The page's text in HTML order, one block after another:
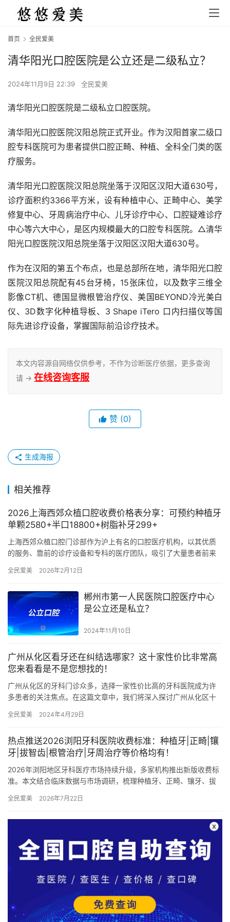
首页 全民爱美
清华阳光口腔医院是公立还是二级私立？
2024年11月9日 22:39 全民爱美
清华阳光口腔医院是二级私立口腔医院。
清华阳光口腔医院汉阳总院正式开业。作为汉阳首家二级口
腔专科医院可为患者提供口腔正畸、种植、全科全门类的医
疗服务。
清华阳光口腔医院汉阳总院坐落于汉阳区汉阳大道630号，
诊疗面积约3366平方米，设有种植中心、正畸中心、美学
修复中心、牙周病治疗中心、儿牙诊疗中心、口腔疑难诊疗
中心等六大中心，是区内规模最大的口腔专科医院。△清华
阳光口腔医院汉阳总院坐落于汉阳区汉阳大道630号。
作为在汉阳的第五个布点，也是总部所在地，清华阳光口腔
医院汉阳总院配有45台牙椅，15张床位，以及数字三维全
影像CT机、德国显微根管治疗仪、美国BEYOND冷光美白
仪、3D数字化种植导板、3 Shape iTero 口内扫描仪等国
际先进诊疗设备，掌握国际前沿诊疗技术。
本文内容源自网络仅供参考，不作为诊断医疗依据，更多查询
请 → 在线咨询客服
赞 (0)
生成海报
相关推荐
2026上海西郊众植口腔收费价格表分享：可预约种植牙
单颗2580+半口18800+树脂补牙299+
上海西郊众植口腔门诊部作为沪上有名的口腔医疗机构，以其优质
的服务、靠前的诊疗设备和专科的医疗团队，吸引了大量患者前来
2026…
全民爱美 2026年2月12日
郴州市第一人民医院口腔医疗中心
是公立还是私立？
2024年11月10日
广州从化区看牙还在纠结选哪家？这十家性价比非常高
您来看看是不是您想找的！
广州从化区的牙科门诊众多，选择一家性价比高的牙科医院成为许
多患者的关注焦点。在这篇文章中，我们将深入探讨广州从化区十
求舒适…
全民爱美 2024年4月29日
热点推送2026浏阳牙科医院收费标准：种植牙|正畸|镶
牙|拔智齿|根管治疗|牙周治疗等价格均有！
2026年浏阳地区牙科医疗市场持续升级，多家机构推出新版收费标
准。本文结合临床数据与市场调研，梳理种植牙、正畸、镶牙、拔
透…
全民爱美 2026年7月22日